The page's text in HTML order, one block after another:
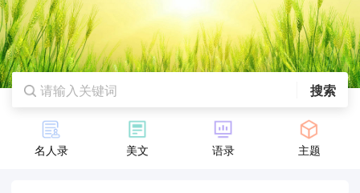
搜索
名人录 美文 语录 主题